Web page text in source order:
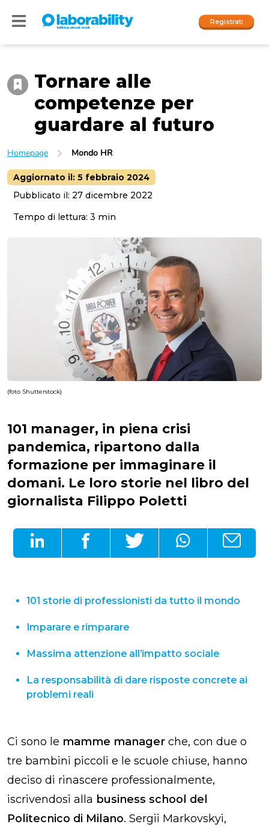
Registrati
I nostri social
Accedi
People
Company
Tornare alle
competenze per
guardare al futuro
Homepage Mondo HR
Aggiornato il: 5 febbraio 2024
Pubblicato il: 27 dicembre 2022
Tempo di lettura: 3 min
(foto Shutterstock)
101 manager, in piena crisi
pandemica, ripartono dalla
formazione per immaginare il
domani. Le loro storie nel libro del
giornalista Filippo Poletti
101 storie di professionisti da tutto il mondo
Imparare e rimparare
Massima attenzione all’impatto sociale
La responsabilità di dare risposte concrete ai
problemi reali
Ci sono le mamme manager che, con due o
tre bambini piccoli e le scuole chiuse, hanno
deciso di rinascere professionalmente,
iscrivendosi alla business school del
Politecnico di Milano. Sergii Markovskyi,